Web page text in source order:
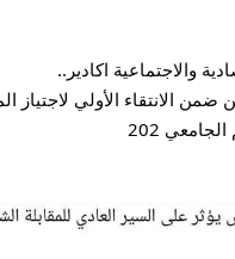
والاجتماعية اكادير..
202